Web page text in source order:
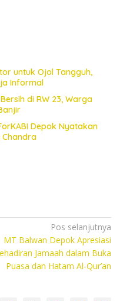
untuk Ojol Tangguh,
Informal
di RW 23, Warga
Depok Nyatakan
Chandra
Pos selanjutnya
MT Balwan Depok Apresiasi
Jamaah dalam Buka
Puasa dan Hatam Al-Qur’an